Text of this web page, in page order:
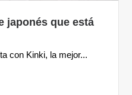
japonés que está
con Kinki, la mejor...